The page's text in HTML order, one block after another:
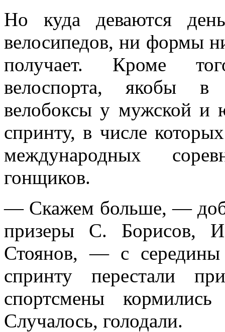
Но куда деваются
велосипедов, ни формы
получает. Кроме
велоспорта, якобы в
велобоксы у мужской и
спринту, в числе
международных
гонщиков.
— Скажем больше, —
призеры С. Борисов,
Стоянов, — с
спринту перестали
спортсмены
Случалось, голодали.